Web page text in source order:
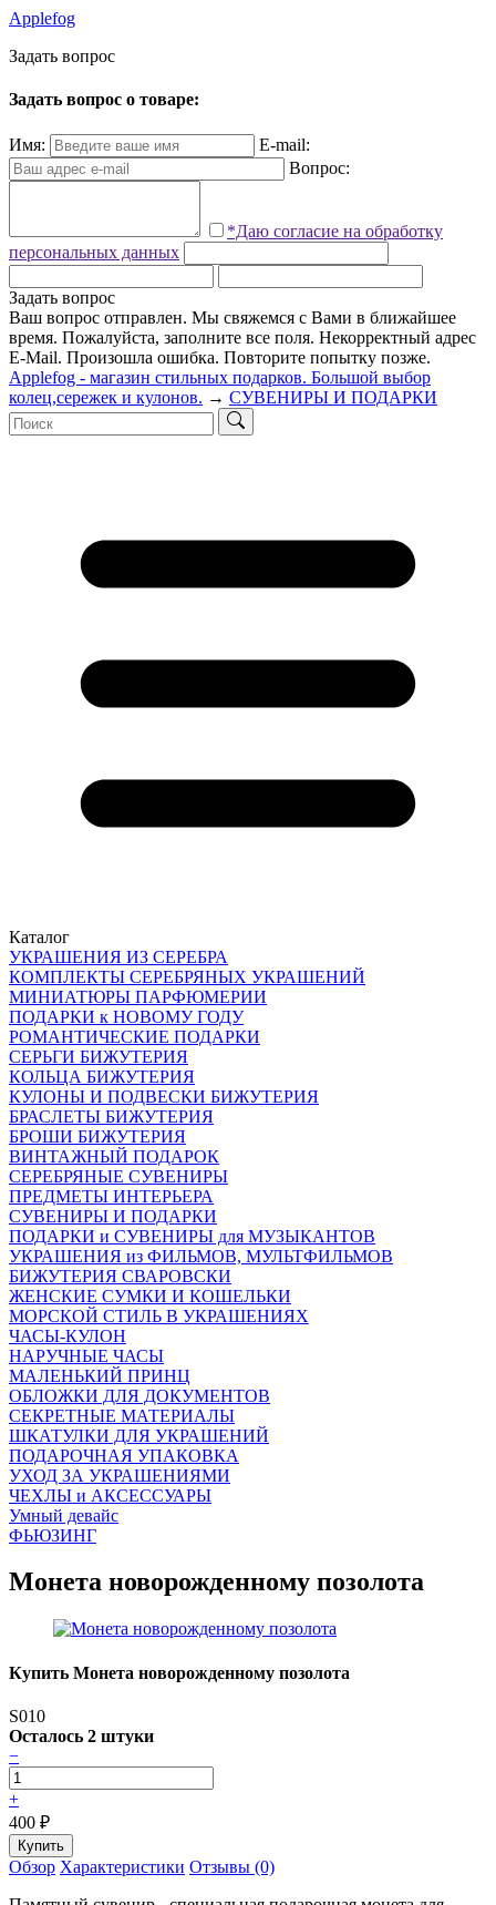
Applefog
Задать вопрос
Задать вопрос о товаре:
Имя:
E-mail:
Вопрос:
*Даю согласие на обработку
персональных данных
Задать вопрос
Ваш вопрос отправлен. Мы свяжемся с Вами в ближайшее
время. Пожалуйста, заполните все поля. Некорректный адрес
E-Mail. Произошла ошибка. Повторите попытку позже.
Applefog - магазин стильных подарков. Большой выбор
колец,сережек и кулонов. → СУВЕНИРЫ И ПОДАРКИ
Каталог
УКРАШЕНИЯ ИЗ СЕРЕБРА
КОМПЛЕКТЫ СЕРЕБРЯНЫХ УКРАШЕНИЙ
МИНИАТЮРЫ ПАРФЮМЕРИИ
ПОДАРКИ к НОВОМУ ГОДУ
РОМАНТИЧЕСКИЕ ПОДАРКИ
СЕРЬГИ БИЖУТЕРИЯ
КОЛЬЦА БИЖУТЕРИЯ
КУЛОНЫ И ПОДВЕСКИ БИЖУТЕРИЯ
БРАСЛЕТЫ БИЖУТЕРИЯ
БРОШИ БИЖУТЕРИЯ
ВИНТАЖНЫЙ ПОДАРОК
СЕРЕБРЯНЫЕ СУВЕНИРЫ
ПРЕДМЕТЫ ИНТЕРЬЕРА
СУВЕНИРЫ И ПОДАРКИ
ПОДАРКИ и СУВЕНИРЫ для МУЗЫКАНТОВ
УКРАШЕНИЯ из ФИЛЬМОВ, МУЛЬТФИЛЬМОВ
БИЖУТЕРИЯ СВАРОВСКИ
ЖЕНСКИЕ СУМКИ И КОШЕЛЬКИ
МОРСКОЙ СТИЛЬ В УКРАШЕНИЯХ
ЧАСЫ-КУЛОН
НАРУЧНЫЕ ЧАСЫ
МАЛЕНЬКИЙ ПРИНЦ
ОБЛОЖКИ ДЛЯ ДОКУМЕНТОВ
СЕКРЕТНЫЕ МАТЕРИАЛЫ
ШКАТУЛКИ ДЛЯ УКРАШЕНИЙ
ПОДАРОЧНАЯ УПАКОВКА
УХОД ЗА УКРАШЕНИЯМИ
ЧEХЛЫ и АКСЕССУАРЫ
Умный девайс
ФЬЮЗИНГ
Монета новорожденному позолота
Купить Монета новорожденному позолота
S010
Осталось 2 штуки
−
+
400 ₽
Обзор Характеристики Отзывы (0)